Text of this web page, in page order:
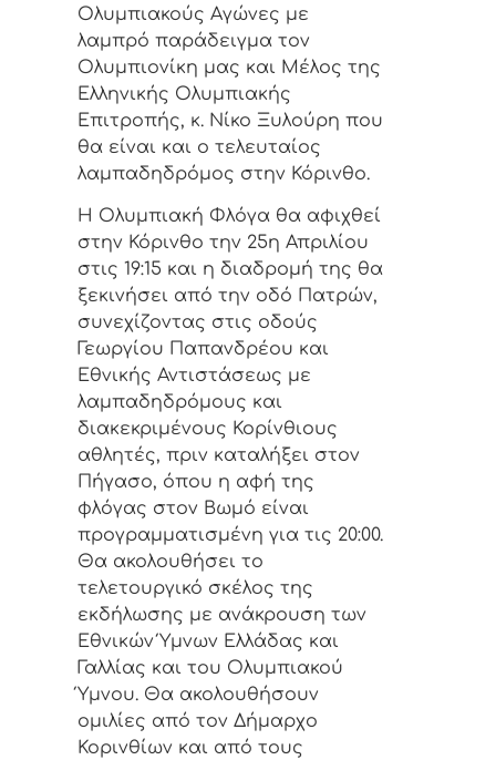
Ολυμπιακούς Αγώνες με
λαμπρό παράδειγμα τον
Ολυμπιονίκη μας και Μέλος της
Ελληνικής Ολυμπιακής
Επιτροπής, κ. Νίκο Ξυλούρη που
θα είναι και ο τελευταίος
λαμπαδηδρόμος στην Κόρινθο.
Η Ολυμπιακή Φλόγα θα αφιχθεί
στην Κόρινθο την 25η Απριλίου
στις 19:15 και η διαδρομή της θα
ξεκινήσει από την οδό Πατρών,
συνεχίζοντας στις οδούς
Γεωργίου Παπανδρέου και
Εθνικής Αντιστάσεως με
λαμπαδηδρόμους και
διακεκριμένους Κορίνθιους
αθλητές, πριν καταλήξει στον
Πήγασο, όπου η αφή της
φλόγας στον Βωμό είναι
προγραμματισμένη για τις 20:00.
Θα ακολουθήσει το
τελετουργικό σκέλος της
εκδήλωσης με ανάκρουση των
Εθνικών Ύμνων Ελλάδας και
Γαλλίας και του Ολυμπιακού
Ύμνου. Θα ακολουθήσουν
ομιλίες από τον Δήμαρχο
Κορινθίων και από τους